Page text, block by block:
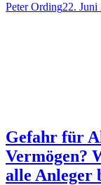
Peter Ording22. Juni
Gefahr für
Vermögen?
alle Anleger